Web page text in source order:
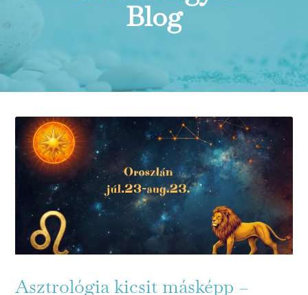
Blog
Asztrológia kicsit másképp –